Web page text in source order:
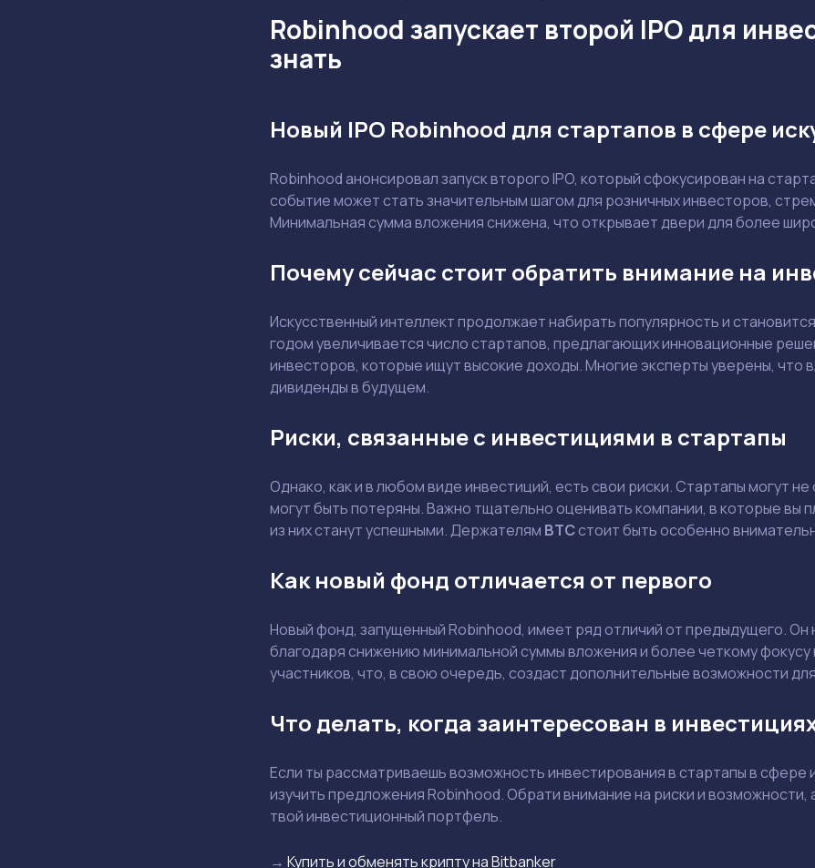
Robinhood запускает второй IPO для
знать
Новый IPO Robinhood для стартапов в сфере
Robinhood анонсировал запуск второго IPO, который сфокусирован на
событие может стать значительным шагом для розничных инвесторов,
Минимальная сумма вложения снижена, что открывает двери для более
Почему сейчас стоит обратить внимание на
Искусственный интеллект продолжает набирать популярность и
годом увеличивается число стартапов, предлагающих инновационные
инвесторов, которые ищут высокие доходы. Многие эксперты уверены, что
дивиденды в будущем.
Риски, связанные с инвестициями в стартапы
Однако, как и в любом виде инвестиций, есть свои риски. Стартапы могут
могут быть потеряны. Важно тщательно оценивать компании, в которые вы
из них станут успешными. Держателям BTCстоит быть особенно
Как новый фонд отличается от первого
Новый фонд, запущенный Robinhood, имеет ряд отличий от предыдущего. Он
благодаря снижению минимальной суммы вложения и более четкому
участников, что, в свою очередь, создаст дополнительные возможности
Что делать, когда заинтересован в
Если ты рассматриваешь возможность инвестирования в стартапы в сфере
изучить предложения Robinhood. Обрати внимание на риски и
твой инвестиционный портфель.
→ Купить и обменять крипту на Bitbanker
Задать вопрос эксперту
Держите меня в курсе: эксклюзивные материалы и новости рынка на